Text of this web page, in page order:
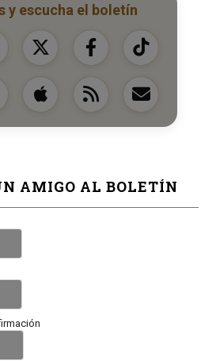
y escucha el boletín
AMIGO AL BOLETÍN